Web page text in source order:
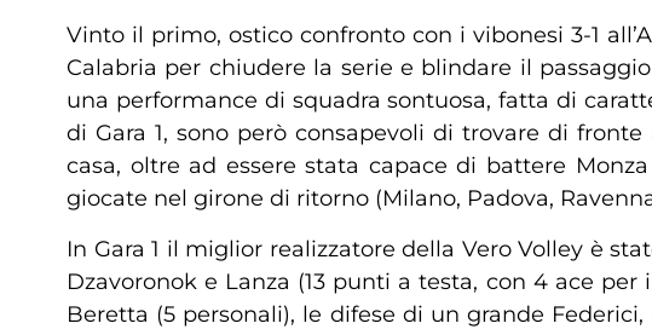
Vinto il primo, ostico confronto con i vibonesi 3-1
Calabria per chiudere la serie e blindare il
una performance di squadra sontuosa, fatta di
di Gara 1, sono però consapevoli di trovare di
casa, oltre ad essere stata capace di battere
giocate nel girone di ritorno (Milano, Padova,
In Gara 1 il miglior realizzatore della Vero Volley è
Dzavoronok e Lanza (13 punti a testa, con 4 ace
Beretta (5 personali), le difese di un grande